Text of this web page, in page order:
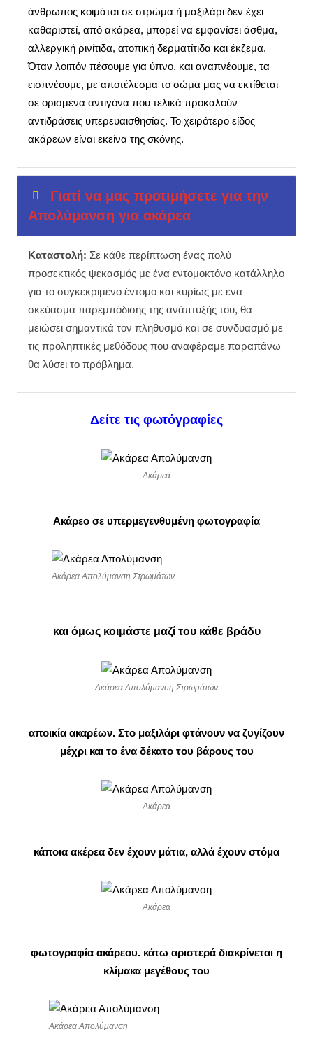
άνθρωπος κοιμάται σε στρώμα ή μαξιλάρι δεν έχει
καθαριστεί, από ακάρεα, μπορεί να εμφανίσει άσθμα,
αλλεργική ρινίτιδα, ατοπική δερματίτιδα και έκζεμα.
Όταν λοιπόν πέσουμε για ύπνο, και αναπνέουμε, τα
εισπνέουμε, με αποτέλεσμα το σώμα μας να εκτίθεται
σε ορισμένα αντιγόνα που τελικά προκαλούν
αντιδράσεις υπερευαισθησίας. Το χειρότερο είδος
ακάρεων είναι εκείνα της σκόνης.
Γιατί να μας προτιμήσετε για την
Απολύμανση για ακάρεα
Καταστολή: Σε κάθε περίπτωση ένας πολύ
προσεκτικός ψεκασμός με ένα εντομοκτόνο κατάλληλο
για το συγκεκριμένο έντομο και κυρίως με ένα
σκεύασμα παρεμπόδισης της ανάπτυξής του, θα
μειώσει σημαντικά τον πληθυσμό και σε συνδυασμό με
τις προληπτικές μεθόδους που αναφέραμε παραπάνω
θα λύσει το πρόβλημα.
Δείτε τις φωτόγραφίες
Ακάρεα
Ακάρεο σε υπερμεγενθυμένη φωτογραφία
Ακάρεα Απολύμανση Στρωμάτων
και όμως κοιμάστε μαζί του κάθε βράδυ
Ακάρεα Απολύμανση Στρωμάτων
αποικία ακαρέων. Στο μαξιλάρι φτάνουν να ζυγίζουν
μέχρι και το ένα δέκατο του βάρους του
Ακάρεα
κάποια ακέρεα δεν έχουν μάτια, αλλά έχουν στόμα
Ακάρεα
φωτογραφία ακάρεου. κάτω αριστερά διακρίνεται η
κλίμακα μεγέθους του
Ακάρεα Απολύμανση